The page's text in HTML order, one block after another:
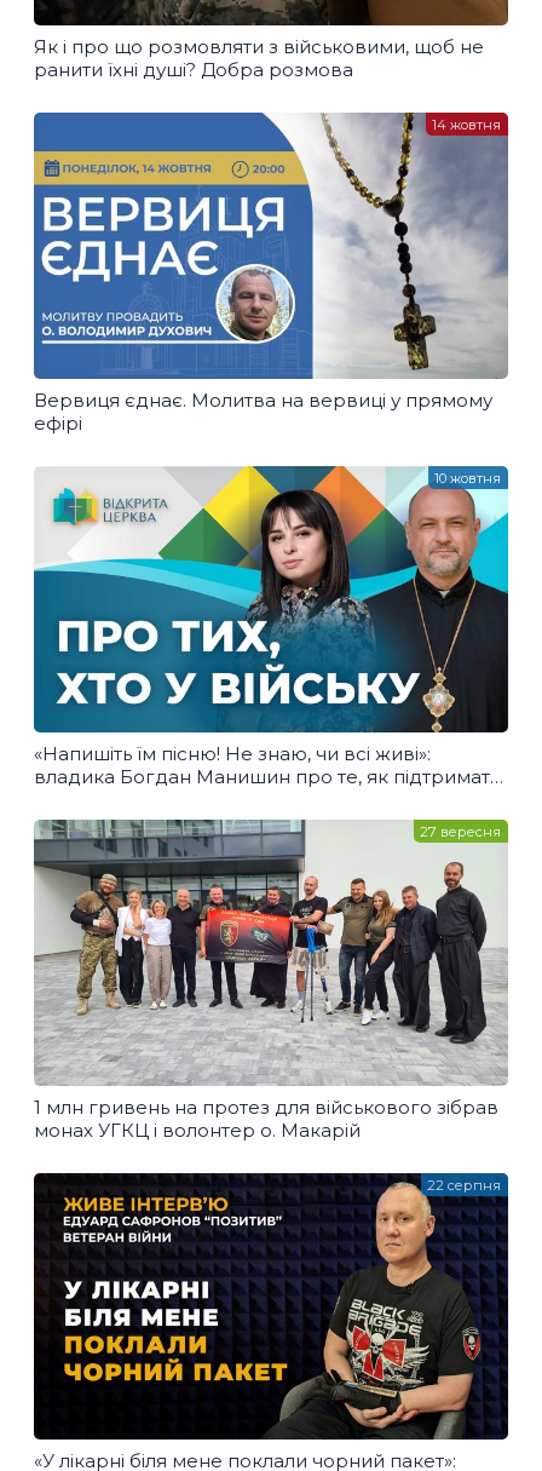
Як і про що розмовляти з військовими, щоб не
ранити їхні душі? Добра розмова
Вервиця єднає. Молитва на вервиці у прямому
ефірі
14 жовтня
«Напишіть їм пісню! Не знаю, чи всі живі»:
владика Богдан Манишин про те, як підтримати
10 жовтня
1 млн гривень на протез для військового зібрав
монах УГКЦ і волонтер о. Макарій
27 вересня
«У лікарні біля мене поклали чорний пакет»:
22 серпня